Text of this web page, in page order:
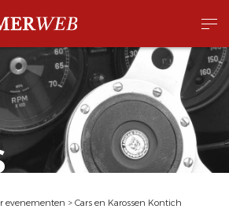
evenementen > Cars en Karossen Kontich